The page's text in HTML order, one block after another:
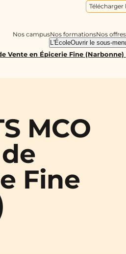
Nos campusNos formationsNos
L'ÉcoleOuvrir le sous-
Vente en Épicerie Fine (Narbonne)
MCO
Fine